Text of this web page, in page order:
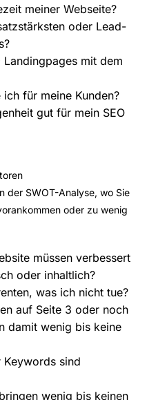
meiner Webseite?
oder Lead-
Landingpages mit dem
für meine Kunden?
gut für mein SEO
der SWOT-Analyse, wo Sie
oder zu wenig
müssen verbessert
oder inhaltlich?
was ich nicht tue?
auf Seite 3 oder noch
damit wenig bis keine
sind
wenig bis keinen